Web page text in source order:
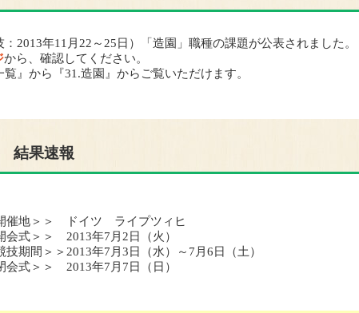
2013年11月22～25日）「造園」職種の課題が公表されました。
から、確認してください。
から『31.造園』からご覧いただけます。
結果速報
催地＞＞ ドイツ ライプツィヒ
会式＞＞ 2013年7月2日（火）
技期間＞＞2013年7月3日（水）～7月6日（土）
会式＞＞ 2013年7月7日（日）